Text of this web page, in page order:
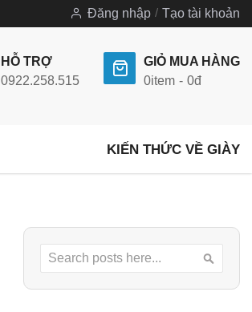
Đăng nhập Tạo tài khoản
HỖ TRỢ
0922.258.515
GIỎ MUA HÀNG
0item 0đ
KIẾN THỨC VỀ GIÀY
Search